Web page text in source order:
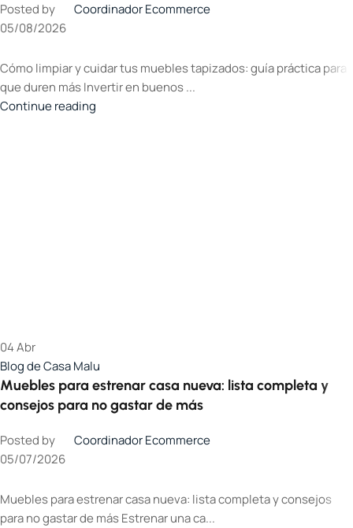
Posted by
Coordinador Ecommerce
05/08/2026
Cómo limpiar y cuidar tus muebles tapizados: guía práctica para
que duren más Invertir en buenos ...
Continue reading
04Abr
Blog de Casa Malu
Muebles para estrenar casa nueva: lista completa y
consejos para no gastar de más
Posted by
Coordinador Ecommerce
05/07/2026
Muebles para estrenar casa nueva: lista completa y consejos
para no gastar de más Estrenar una ca...